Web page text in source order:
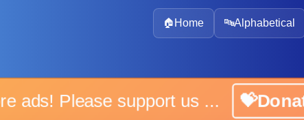
🏠 Home 🔤Alphabetical
ads! Please support us ...